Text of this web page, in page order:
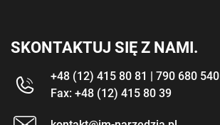
SKONTAKTUJ SIĘ Z NAMI.
+48 (12) 415 80 81 | 790 680 540
Fax: +48 (12) 415 80 39